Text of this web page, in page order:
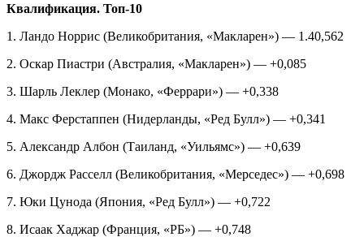
Квалификация. Топ‑10
1. Ландо Норрис (Великобритания, «Макларен») — 1.40,562
2. Оскар Пиастри (Австралия, «Макларен») — +0,085
3. Шарль Леклер (Монако, «Феррари») — +0,338
4. Макс Ферстаппен (Нидерланды, «Ред Булл») — +0,341
5. Александр Албон (Таиланд, «Уильямс») — +0,639
6. Джордж Расселл (Великобритания, «Мерседес») — +0,698
7. Юки Цунода (Япония, «Ред Булл») — +0,722
8. Исаак Хаджар (Франция, «РБ») — +0,748